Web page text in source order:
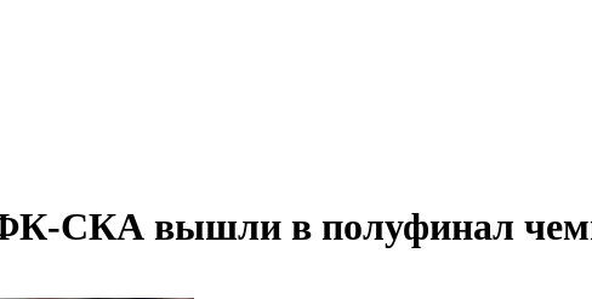
СКА вышли в полуфинал